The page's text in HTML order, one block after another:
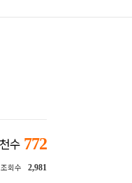
772
조회수 2,981